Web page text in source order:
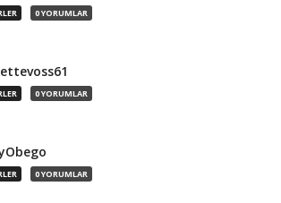
0 YORUMLAR
0 YORUMLAR
0 YORUMLAR